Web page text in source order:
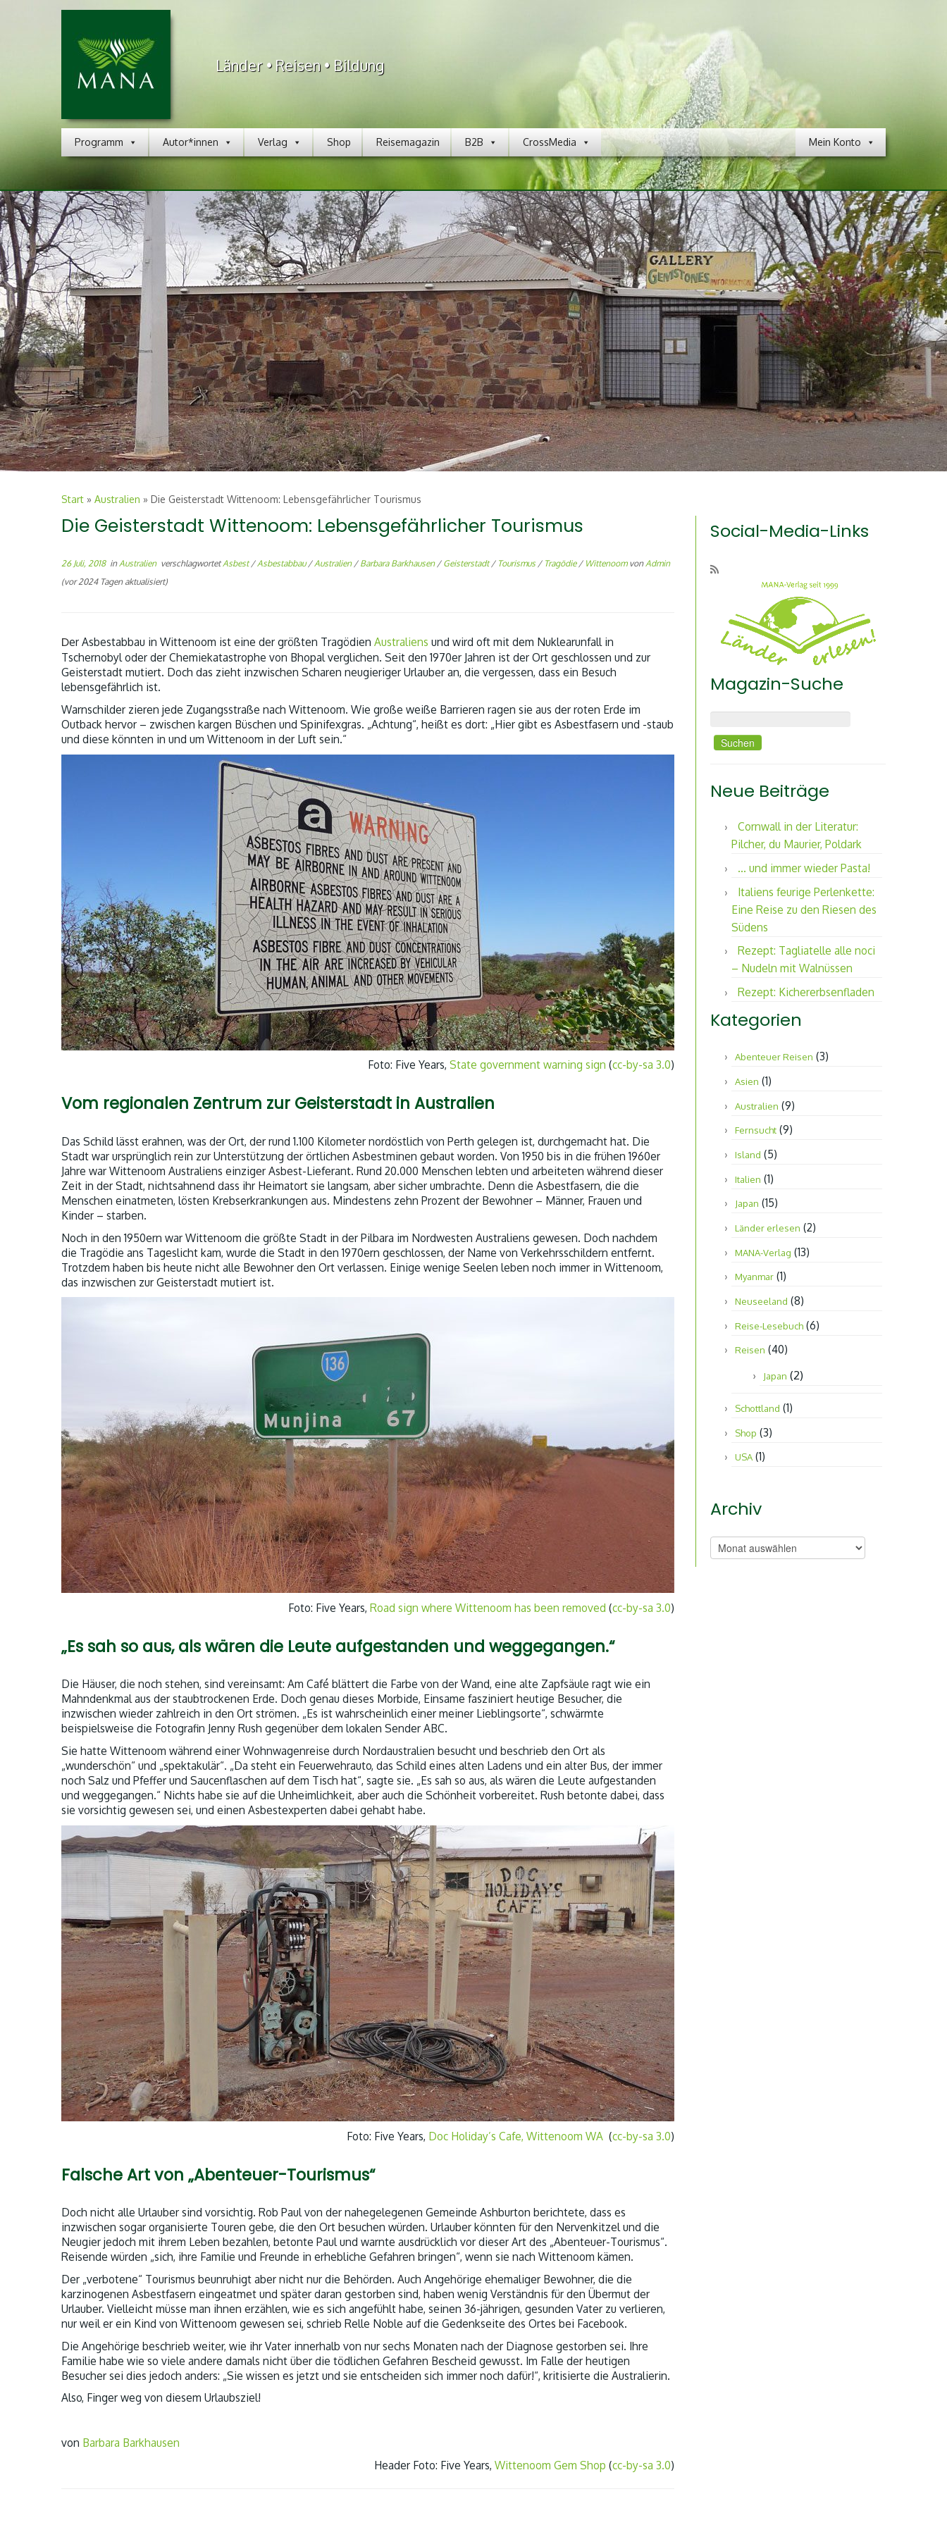
Länder • Reisen • Bildung
Programm Autor*innen Verlag Shop Reisemagazin B2B Mein Konto
CrossMedia
Start » Australien » Die Geisterstadt Wittenoom: Lebensgefährlicher Tourismus
Die Geisterstadt Wittenoom: Lebensgefährlicher Tourismus
26 Juli, 2018inAustralien verschlagwortetAsbest/Asbestabbau/Australien / Barbara Barkhausen / Geisterstadt/ Tourismus / Tragödie / Wittenoom vonAdmin
(vor 2024 Tagen aktualisiert)
Der Asbestabbau in Wittenoom ist eine der größten Tragödien Australiens und wird oft mit dem Nuklearunfall in
Tschernobyl oder der Chemiekatastrophe von Bhopal verglichen. Seit den 1970er Jahren ist der Ort geschlossen und zur
Geisterstadt mutiert. Doch das zieht inzwischen Scharen neugieriger Urlauber an, die vergessen, dass ein Besuch
lebensgefährlich ist.
Warnschilder zieren jede Zugangsstraße nach Wittenoom. Wie große weiße Barrieren ragen sie aus der roten Erde im
Outback hervor – zwischen kargen Büschen und Spinifexgras. „Achtung“, heißt es dort: „Hier gibt es Asbestfasern und -staub
und diese könnten in und um Wittenoom in der Luft sein.“
Foto: Five Years, State government warning sign (cc-by-sa 3.0)
Vom regionalen Zentrum zur Geisterstadt in Australien
Das Schild lässt erahnen, was der Ort, der rund 1.100 Kilometer nordöstlich von Perth gelegen ist, durchgemacht hat. Die
Stadt war ursprünglich rein zur Unterstützung der örtlichen Asbestminen gebaut worden. Von 1950 bis in die frühen 1960er
Jahre war Wittenoom Australiens einziger Asbest-Lieferant. Rund 20.000 Menschen lebten und arbeiteten während dieser
Zeit in der Stadt, nichtsahnend dass ihr Heimatort sie langsam, aber sicher umbrachte. Denn die Asbestfasern, die die
Menschen einatmeten, lösten Krebserkrankungen aus. Mindestens zehn Prozent der Bewohner – Männer, Frauen und
Kinder – starben.
Noch in den 1950ern war Wittenoom die größte Stadt in der Pilbara im Nordwesten Australiens gewesen. Doch nachdem
die Tragödie ans Tageslicht kam, wurde die Stadt in den 1970ern geschlossen, der Name von Verkehrsschildern entfernt.
Trotzdem haben bis heute nicht alle Bewohner den Ort verlassen. Einige wenige Seelen leben noch immer in Wittenoom,
das inzwischen zur Geisterstadt mutiert ist.
Foto: Five Years, Road sign where Wittenoom has been removed (cc-by-sa 3.0)
„Es sah so aus, als wären die Leute aufgestanden und weggegangen.“
Die Häuser, die noch stehen, sind vereinsamt: Am Café blättert die Farbe von der Wand, eine alte Zapfsäule ragt wie ein
Mahndenkmal aus der staubtrockenen Erde. Doch genau dieses Morbide, Einsame fasziniert heutige Besucher, die
inzwischen wieder zahlreich in den Ort strömen. „Es ist wahrscheinlich einer meiner Lieblingsorte“, schwärmte
beispielsweise die Fotografin Jenny Rush gegenüber dem lokalen Sender ABC.
Sie hatte Wittenoom während einer Wohnwagenreise durch Nordaustralien besucht und beschrieb den Ort als
„wunderschön“ und „spektakulär“. „Da steht ein Feuerwehrauto, das Schild eines alten Ladens und ein alter Bus, der immer
noch Salz und Pfeffer und Saucenflaschen auf dem Tisch hat“, sagte sie. „Es sah so aus, als wären die Leute aufgestanden
und weggegangen.“ Nichts habe sie auf die Unheimlichkeit, aber auch die Schönheit vorbereitet. Rush betonte dabei, dass
sie vorsichtig gewesen sei, und einen Asbestexperten dabei gehabt habe.
Foto: Five Years, Doc Holiday’s Cafe, Wittenoom WA (cc-by-sa 3.0)
Falsche Art von „Abenteuer-Tourismus“
Doch nicht alle Urlauber sind vorsichtig. Rob Paul von der nahegelegenen Gemeinde Ashburton berichtete, dass es
inzwischen sogar organisierte Touren gebe, die den Ort besuchen würden. Urlauber könnten für den Nervenkitzel und die
Neugier jedoch mit ihrem Leben bezahlen, betonte Paul und warnte ausdrücklich vor dieser Art des „Abenteuer-Tourismus“.
Reisende würden „sich, ihre Familie und Freunde in erhebliche Gefahren bringen“, wenn sie nach Wittenoom kämen.
Der „verbotene“ Tourismus beunruhigt aber nicht nur die Behörden. Auch Angehörige ehemaliger Bewohner, die die
karzinogenen Asbestfasern eingeatmet und später daran gestorben sind, haben wenig Verständnis für den Übermut der
Urlauber. Vielleicht müsse man ihnen erzählen, wie es sich angefühlt habe, seinen 36-jährigen, gesunden Vater zu verlieren,
nur weil er ein Kind von Wittenoom gewesen sei, schrieb Relle Noble auf die Gedenkseite des Ortes bei Facebook.
Die Angehörige beschrieb weiter, wie ihr Vater innerhalb von nur sechs Monaten nach der Diagnose gestorben sei. Ihre
Familie habe wie so viele andere damals nicht über die tödlichen Gefahren Bescheid gewusst. Im Falle der heutigen
Besucher sei dies jedoch anders: „Sie wissen es jetzt und sie entscheiden sich immer noch dafür!“, kritisierte die Australierin.
Also, Finger weg von diesem Urlaubsziel!
von Barbara Barkhausen
Header Foto: Five Years, Wittenoom Gem Shop (cc-by-sa 3.0)
Social-Media-Links
Magazin-Suche
Suchen nach:
Neue Beiträge
Cornwall in der Literatur:
Pilcher, du Maurier, Poldark
… und immer wieder Pasta!
Italiens feurige Perlenkette:
Eine Reise zu den Riesen des
Südens
Rezept: Tagliatelle alle noci
– Nudeln mit Walnüssen
Rezept: Kichererbsenfladen
Kategorien
Abenteuer Reisen (3)
Asien (1)
Australien (9)
Fernsucht (9)
Island (5)
Italien (1)
Japan (15)
Länder erlesen (2)
MANA-Verlag (13)
Myanmar (1)
Neuseeland (8)
Reise-Lesebuch (6)
Reisen (40)
Japan (2)
Schottland (1)
Shop (3)
USA (1)
Archiv
Archiv